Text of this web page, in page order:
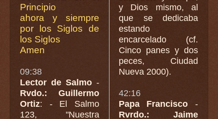
Principio
ahora y siempre
por los Siglos de
los Siglos
Amen
09:38
Lector de Salmo -
Rvdo.: Guillermo
Ortiz: - El Salmo
123, "Nuestra
y Dios mismo, al
que se dedicaba
estando
encarcelado (cf.
Cinco panes y dos
peces, Ciudad
Nueva 2000).
42:16
Papa Francisco -
Rvrdo.: Jaime